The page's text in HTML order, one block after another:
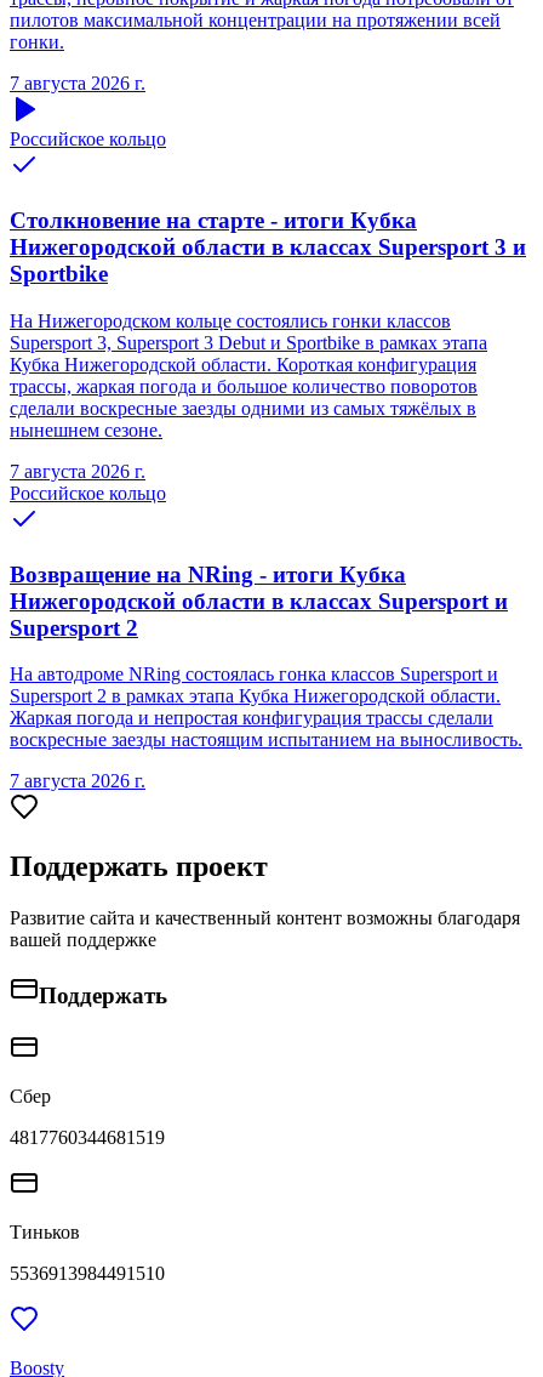
пилотов максимальной концентрации на протяжении всей
гонки.
7 августа 2026 г.
Российское кольцо
Столкновение на старте - итоги Кубка
Нижегородской области в классах Supersport 3 и
Sportbike
На Нижегородском кольце состоялись гонки классов
Supersport 3, Supersport 3 Debut и Sportbike в рамках этапа
Кубка Нижегородской области. Короткая конфигурация
трассы, жаркая погода и большое количество поворотов
сделали воскресные заезды одними из самых тяжёлых в
нынешнем сезоне.
7 августа 2026 г.
Российское кольцо
Возвращение на NRing - итоги Кубка
Нижегородской области в классах Supersport и
Supersport 2
На автодроме NRing состоялась гонка классов Supersport и
Supersport 2 в рамках этапа Кубка Нижегородской области.
Жаркая погода и непростая конфигурация трассы сделали
воскресные заезды настоящим испытанием на выносливость.
7 августа 2026 г.
Поддержать проект
Развитие сайта и качественный контент возможны благодаря
вашей поддержке
Поддержать
Сбер
4817760344681519
Тиньков
5536913984491510
Boosty